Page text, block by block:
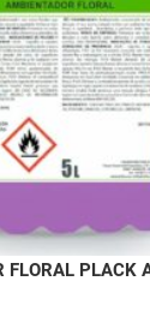
FLORAL PLACK